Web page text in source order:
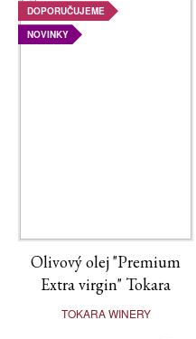
DOPORUČUJEME
NOVINKY
Olivový olej "Premium
Extra virgin" Tokara
TOKARA WINERY